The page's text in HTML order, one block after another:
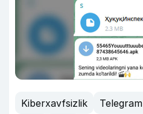
Kiberxavfsizlik Telegram